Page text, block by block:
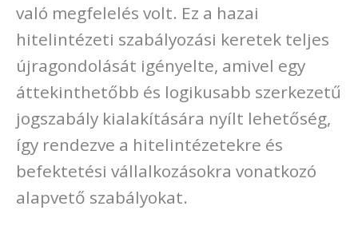
való megfelelés volt. Ez a hazai
hitelintézeti szabályozási keretek teljes
újragondolását igényelte, amivel egy
áttekinthetőbb és logikusabb szerkezetű
jogszabály kialakítására nyílt lehetőség,
így rendezve a hitelintézetekre és
befektetési vállalkozásokra vonatkozó
alapvető szabályokat.